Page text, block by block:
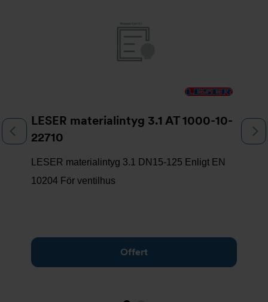
LESER materialintyg 3.1 AT 1000-10-
22710
LESER materialintyg 3.1 DN15-125 Enligt EN
10204 För ventilhus
Offert